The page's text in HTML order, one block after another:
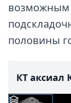
возможным
половины
КТ аксиал